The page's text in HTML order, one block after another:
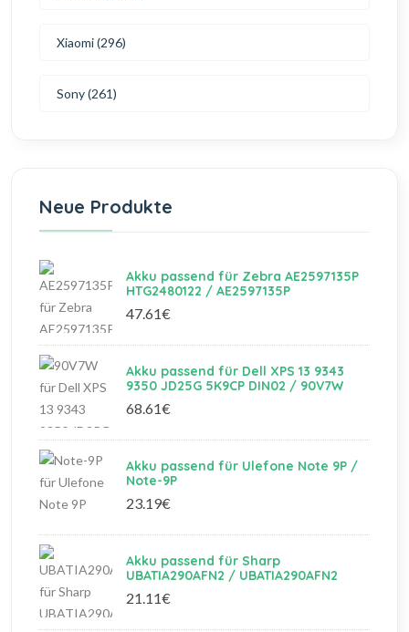
Xiaomi (296)
Sony (261)
Neue Produkte
Akku passend für Zebra AE2597135P
HTG2480122 / AE2597135P
47.61€
Akku passend für Dell XPS 13 9343
9350 JD25G 5K9CP DIN02 / 90V7W
68.61€
Akku passend für Ulefone Note 9P /
Note-9P
23.19€
Akku passend für Sharp
UBATIA290AFN2 / UBATIA290AFN2
21.11€